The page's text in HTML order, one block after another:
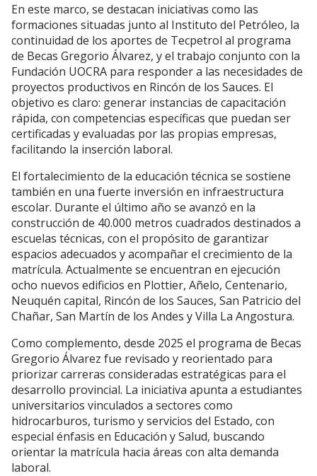
En este marco, se destacan iniciativas como las
formaciones situadas junto al Instituto del Petróleo, la
continuidad de los aportes de Tecpetrol al programa
de Becas Gregorio Álvarez, y el trabajo conjunto con la
Fundación UOCRA para responder a las necesidades de
proyectos productivos en Rincón de los Sauces. El
objetivo es claro: generar instancias de capacitación
rápida, con competencias específicas que puedan ser
certificadas y evaluadas por las propias empresas,
facilitando la inserción laboral.
El fortalecimiento de la educación técnica se sostiene
también en una fuerte inversión en infraestructura
escolar. Durante el último año se avanzó en la
construcción de 40.000 metros cuadrados destinados a
escuelas técnicas, con el propósito de garantizar
espacios adecuados y acompañar el crecimiento de la
matrícula. Actualmente se encuentran en ejecución
ocho nuevos edificios en Plottier, Añelo, Centenario,
Neuquén capital, Rincón de los Sauces, San Patricio del
Chañar, San Martín de los Andes y Villa La Angostura.
Como complemento, desde 2025 el programa de Becas
Gregorio Álvarez fue revisado y reorientado para
priorizar carreras consideradas estratégicas para el
desarrollo provincial. La iniciativa apunta a estudiantes
universitarios vinculados a sectores como
hidrocarburos, turismo y servicios del Estado, con
especial énfasis en Educación y Salud, buscando
orientar la matrícula hacia áreas con alta demanda
laboral.